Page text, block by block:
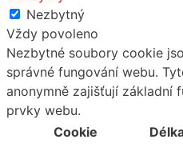
Nezbytný
Vždy povoleno
Nezbytné soubory cookie
správné fungování webu.
anonymně zajišťují základní
prvky webu.
Cookie